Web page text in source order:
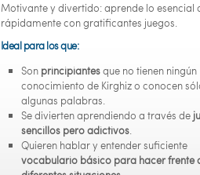
Motivante y divertido: aprende lo esencial
rápidamente con gratificantes juegos.
Ideal para los que:
Son principiantesque no tienen ningún
conocimiento de Kirghiz o conocen
algunas palabras.
Se divierten aprendiendo a través de
sencillos pero adictivos.
Quieren hablar y entender suficiente
vocabulario básico para hacer frente